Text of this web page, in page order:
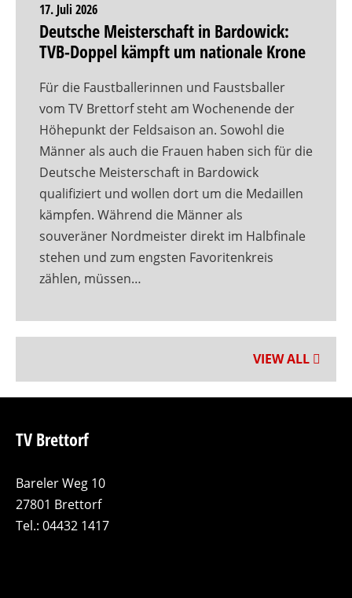
17. Juli 2026
Deutsche Meisterschaft in Bardowick:
TVB-Doppel kämpft um nationale Krone
Für die Faustballerinnen und Faustsballer
vom TV Brettorf steht am Wochenende der
Höhepunkt der Feldsaison an. Sowohl die
Männer als auch die Frauen haben sich für die
Deutsche Meisterschaft in Bardowick
qualifiziert und wollen dort um die Medaillen
kämpfen. Während die Männer als
souveräner Nordmeister direkt im Halbfinale
stehen und zum engsten Favoritenkreis
zählen, müssen…
VIEW ALL
TV Brettorf
Bareler Weg 10
27801 Brettorf
Tel.: 04432 1417